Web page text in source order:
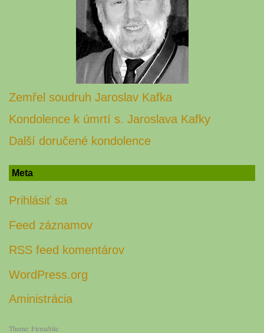
Zemřel soudruh Jaroslav Kafka
Kondolence k úmrtí s. Jaroslava Kafky
Další doručené kondolence
Meta
Prihlásiť sa
Feed záznamov
RSS feed komentárov
WordPress.org
Aministrácia
Theme: FirmaSite